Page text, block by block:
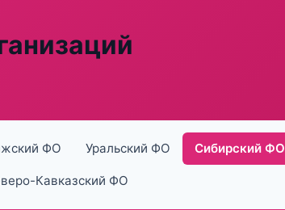
ФО Уральский ФО Сибирский ФО
Кавказский ФО